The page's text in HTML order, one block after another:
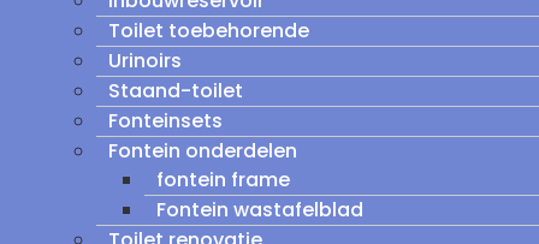
Toilet toebehorende
Urinoirs
Staand-toilet
Fonteinsets
Fontein onderdelen
fontein frame
Fontein wastafelblad